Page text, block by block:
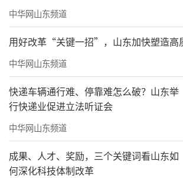
中华网山东频道
用好改革“关键一招”，山东加快塑造高
中华网山东频道
快递车辆通行难、停靠难怎么破？山东举
行快递业促进立法听证会
中华网山东频道
成果、人才、奖励，三个关键词看山东如
何深化科技体制改革